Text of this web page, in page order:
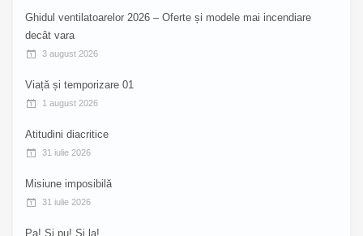
Ghidul ventilatoarelor 2026 – Oferte și modele mai incendiare
decât vara
3 august 2026
Viață și temporizare 01
1 august 2026
Atitudini diacritice
31 iulie 2026
Misiune imposibilă
31 iulie 2026
Pa! Și pu! Și la!